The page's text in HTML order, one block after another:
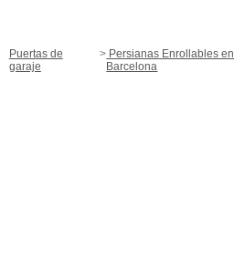
Puertas de
garaje
Persianas Enrollables en
Barcelona